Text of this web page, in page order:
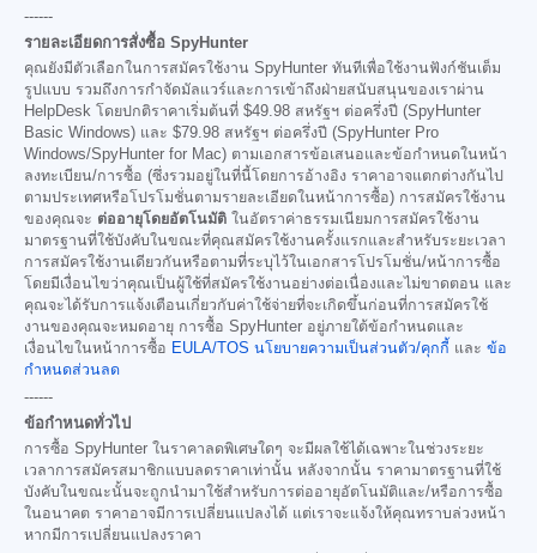
------
รายละเอียดการสั่งซื้อ SpyHunter
คุณยังมีตัวเลือกในการสมัครใช้งาน SpyHunter ทันทีเพื่อใช้งานฟังก์ชันเต็ม
รูปแบบ รวมถึงการกำจัดมัลแวร์และการเข้าถึงฝ่ายสนับสนุนของเราผ่าน
HelpDesk โดยปกติราคาเริ่มต้นที่ $49.98 สหรัฐฯ ต่อครึ่งปี (SpyHunter
Basic Windows) และ $79.98 สหรัฐฯ ต่อครึ่งปี (SpyHunter Pro
Windows/SpyHunter for Mac) ตามเอกสารข้อเสนอและข้อกำหนดในหน้า
ลงทะเบียน/การซื้อ (ซึ่งรวมอยู่ในที่นี้โดยการอ้างอิง ราคาอาจแตกต่างกันไป
ตามประเทศหรือโปรโมชั่นตามรายละเอียดในหน้าการซื้อ) การสมัครใช้งาน
ของคุณจะ ต่ออายุโดยอัตโนมัติ ในอัตราค่าธรรมเนียมการสมัครใช้งาน
มาตรฐานที่ใช้บังคับในขณะที่คุณสมัครใช้งานครั้งแรกและสำหรับระยะเวลา
การสมัครใช้งานเดียวกันหรือตามที่ระบุไว้ในเอกสารโปรโมชั่น/หน้าการซื้อ
โดยมีเงื่อนไขว่าคุณเป็นผู้ใช้ที่สมัครใช้งานอย่างต่อเนื่องและไม่ขาดตอน และ
คุณจะได้รับการแจ้งเตือนเกี่ยวกับค่าใช้จ่ายที่จะเกิดขึ้นก่อนที่การสมัครใช้
งานของคุณจะหมดอายุ การซื้อ SpyHunter อยู่ภายใต้ข้อกำหนดและ
เงื่อนไขในหน้าการซื้อ EULA/TOS นโยบายความเป็นส่วนตัว/คุกกี้ และ ข้อ
กำหนดส่วนลด
------
ข้อกำหนดทั่วไป
การซื้อ SpyHunter ในราคาลดพิเศษใดๆ จะมีผลใช้ได้เฉพาะในช่วงระยะ
เวลาการสมัครสมาชิกแบบลดราคาเท่านั้น หลังจากนั้น ราคามาตรฐานที่ใช้
บังคับในขณะนั้นจะถูกนำมาใช้สำหรับการต่ออายุอัตโนมัติและ/หรือการซื้อ
ในอนาคต ราคาอาจมีการเปลี่ยนแปลงได้ แต่เราจะแจ้งให้คุณทราบล่วงหน้า
หากมีการเปลี่ยนแปลงราคา